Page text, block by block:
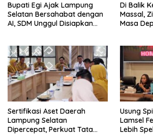
Bupati Egi Ajak Lampung
Selatan Bersahabat dengan
AI, SDM Unggul Disiapkan
Di Balik
Massal,
Masa
Sertifikasi Aset Daerah
Lampung Selatan
Dipercepat, Perkuat Tata
Usung
Lamsel
Lebih